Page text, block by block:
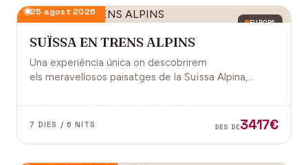
EUROPA
25 agost 2026
SUÏSSA EN TRENS ALPINS
Una experiència única on descobrirem
els meravellosos paisatges de la Suïssa Alpina,
gastronomia i molt més!
7 DIES / 6 NITS DES DE3417€